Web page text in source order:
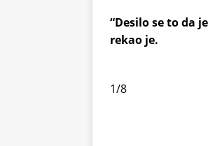
“Desilo se to da
rekao je.
1/8